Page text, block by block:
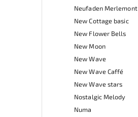
Neufaden Merlemont
New Cottage basic
New Flower Bells
New Moon
New Wave
New Wave Caffé
New Wave stars
Nostalgic Melody
Numa